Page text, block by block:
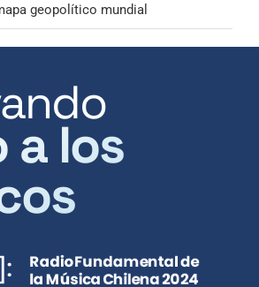
geopolítico mundial
a los